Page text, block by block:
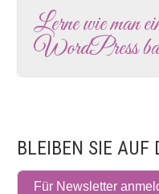
Lerne wie man
WordPress
BLEIBEN SIE AUF
Für Newsletter